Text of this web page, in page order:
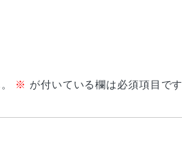
※ が付いている欄は必須項目です